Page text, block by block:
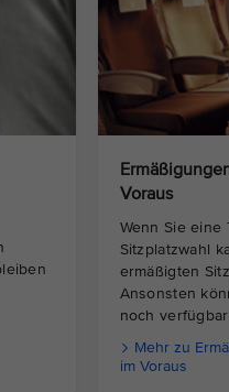
Voraus
Wenn Sie eine
Sitzplatzwahl
ermäßigten
Ansonsten
noch
Mehr zu
im Voraus